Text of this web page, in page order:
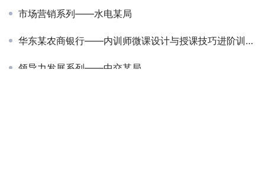
市场营销系列——水电某局
华东某农商银行——内训师微课设计与授课技巧进阶训练营
领导力发展系列——中交某局